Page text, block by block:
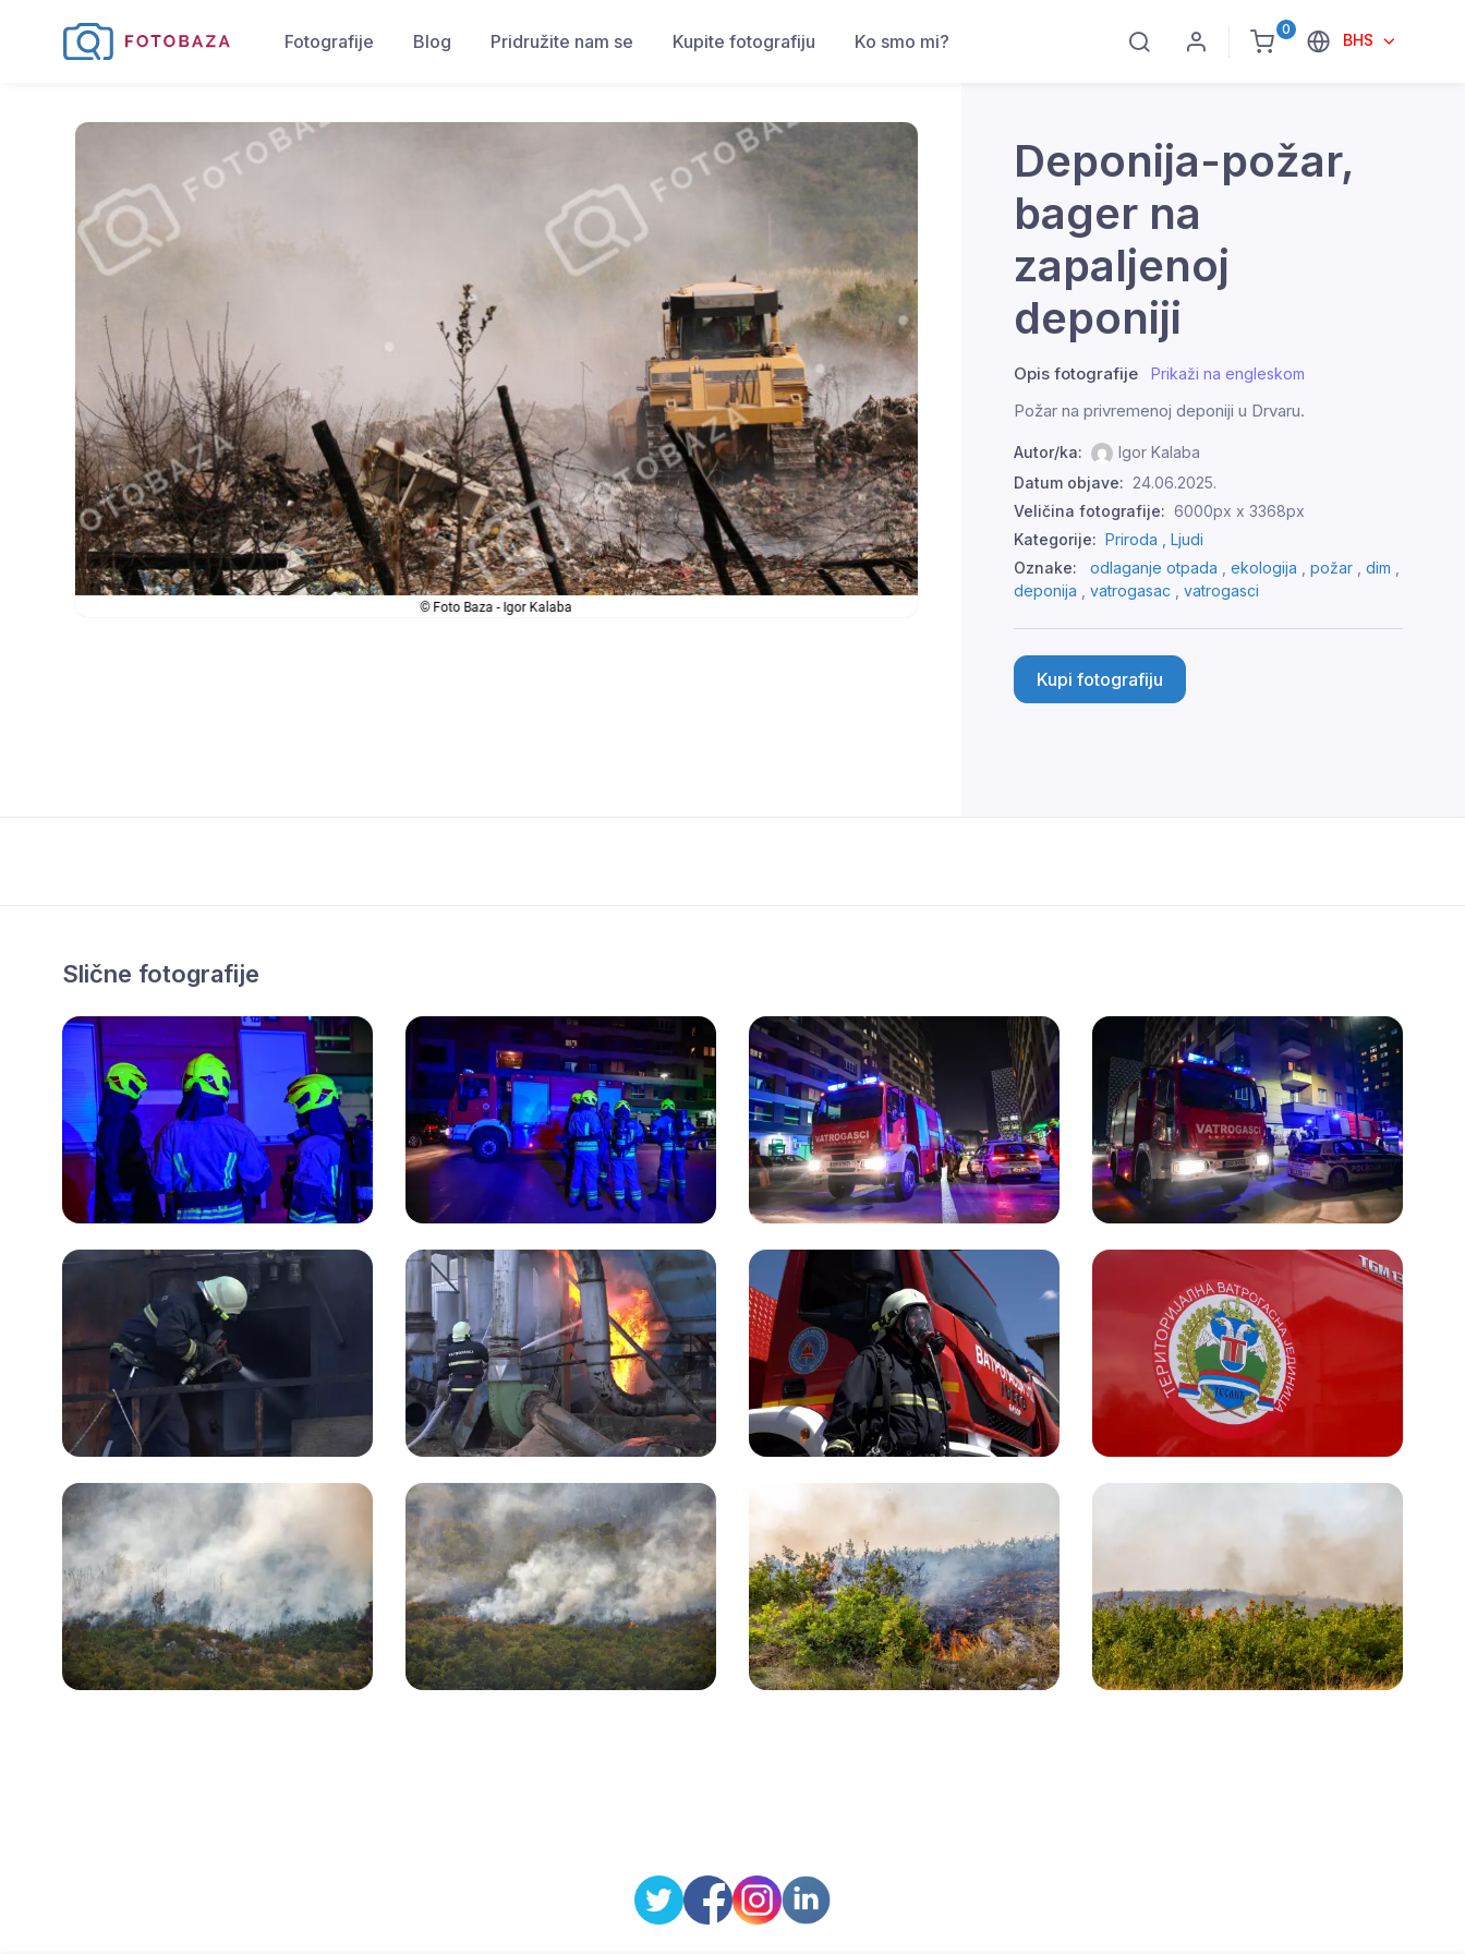
0
BHS
Fotografije Blog Pridružite nam se Kupite fotografiju Ko smo mi?
Deponija-požar,
bager na
zapaljenoj
deponiji
Opis fotografije Prikaži na engleskom
Požar na privremenoj deponiji u Drvaru.
Autor/ka:
Igor Kalaba
Datum objave: 24.06.2025.
Veličina fotografije: 6000px x 3368px
Kategorije: Priroda , Ljudi
Oznake:
odlaganje otpada , ekologija , požar , dim ,
deponija , vatrogasac , vatrogasci
Kupi fotografiju
Slične fotografije